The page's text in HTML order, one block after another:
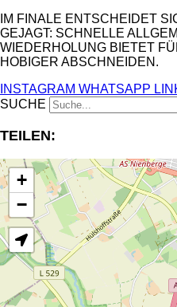
IM FINALE ENTSCHEIDET
GEJAGT: SCHNELLE
WIEDERHOLUNG BIETET
HOBIGER ABSCHNEIDEN.
INSTAGRAM WHATSAPP
SUCHE
TEILEN:
+
−